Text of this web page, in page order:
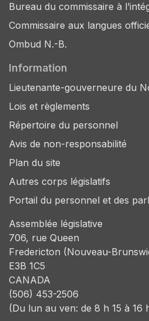
Bureau du commissaire à
Commissaire aux langues
Ombud N.-B.
Information
Lieutenante-gouverneure du
Lois et règlements
Répertoire du personnel
Avis de non-responsabilité
Plan du site
Autres corps législatifs
Portail du personnel et des
Assemblée législative
706, rue Queen
Fredericton (Nouveau-
E3B 1C5
CANADA
(506) 453-2506
(Du lun au ven: de 8 h 15 à 16